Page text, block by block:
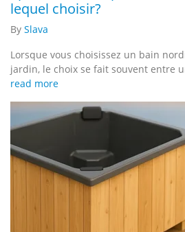
lequel choisir?
By Slava
Lorsque vous choisissez un bain
jardin, le choix se fait souvent entre
read more